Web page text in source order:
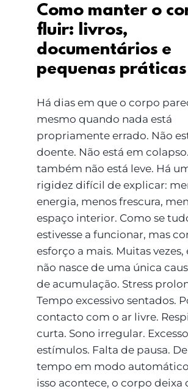
Como manter o
fluir: livros,
documentários e
pequenas práticas
Há dias em que o corpo
mesmo quando nada está
propriamente errado. Não
doente. Não está em
também não está leve. Há
rigidez difícil de explicar:
energia, menos frescura,
espaço interior. Como se
estivesse a funcionar, mas
esforço a mais. Muitas vezes,
não nasce de uma única
de acumulação. Stress
Tempo excessivo sentados.
contacto com o ar livre.
curta. Sono irregular.
estímulos. Falta de pausa.
tempo em modo
isso acontece, o corpo deixa